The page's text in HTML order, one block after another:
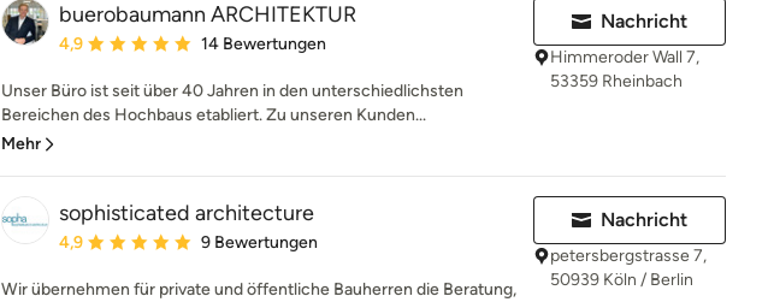
buerobaumann ARCHITEKTUR
Durchschnittliche Bewertung: 4.9 von 5 Sternen
4,9 14 Bewertungen
Unser Büro ist seit über 40 Jahren in den unterschiedlichsten
Bereichen des Hochbaus etabliert. Zu unseren Kunden...
Mehr
Nachricht
Himmeroder Wall 7,
53359 Rheinbach
sophisticated architecture
Durchschnittliche Bewertung: 4.9 von 5 Sternen
4,9 9 Bewertungen
Wir übernehmen für private und öffentliche Bauherren die Beratung,
Nachricht
petersbergstrasse 7,
50939 Köln / Berlin